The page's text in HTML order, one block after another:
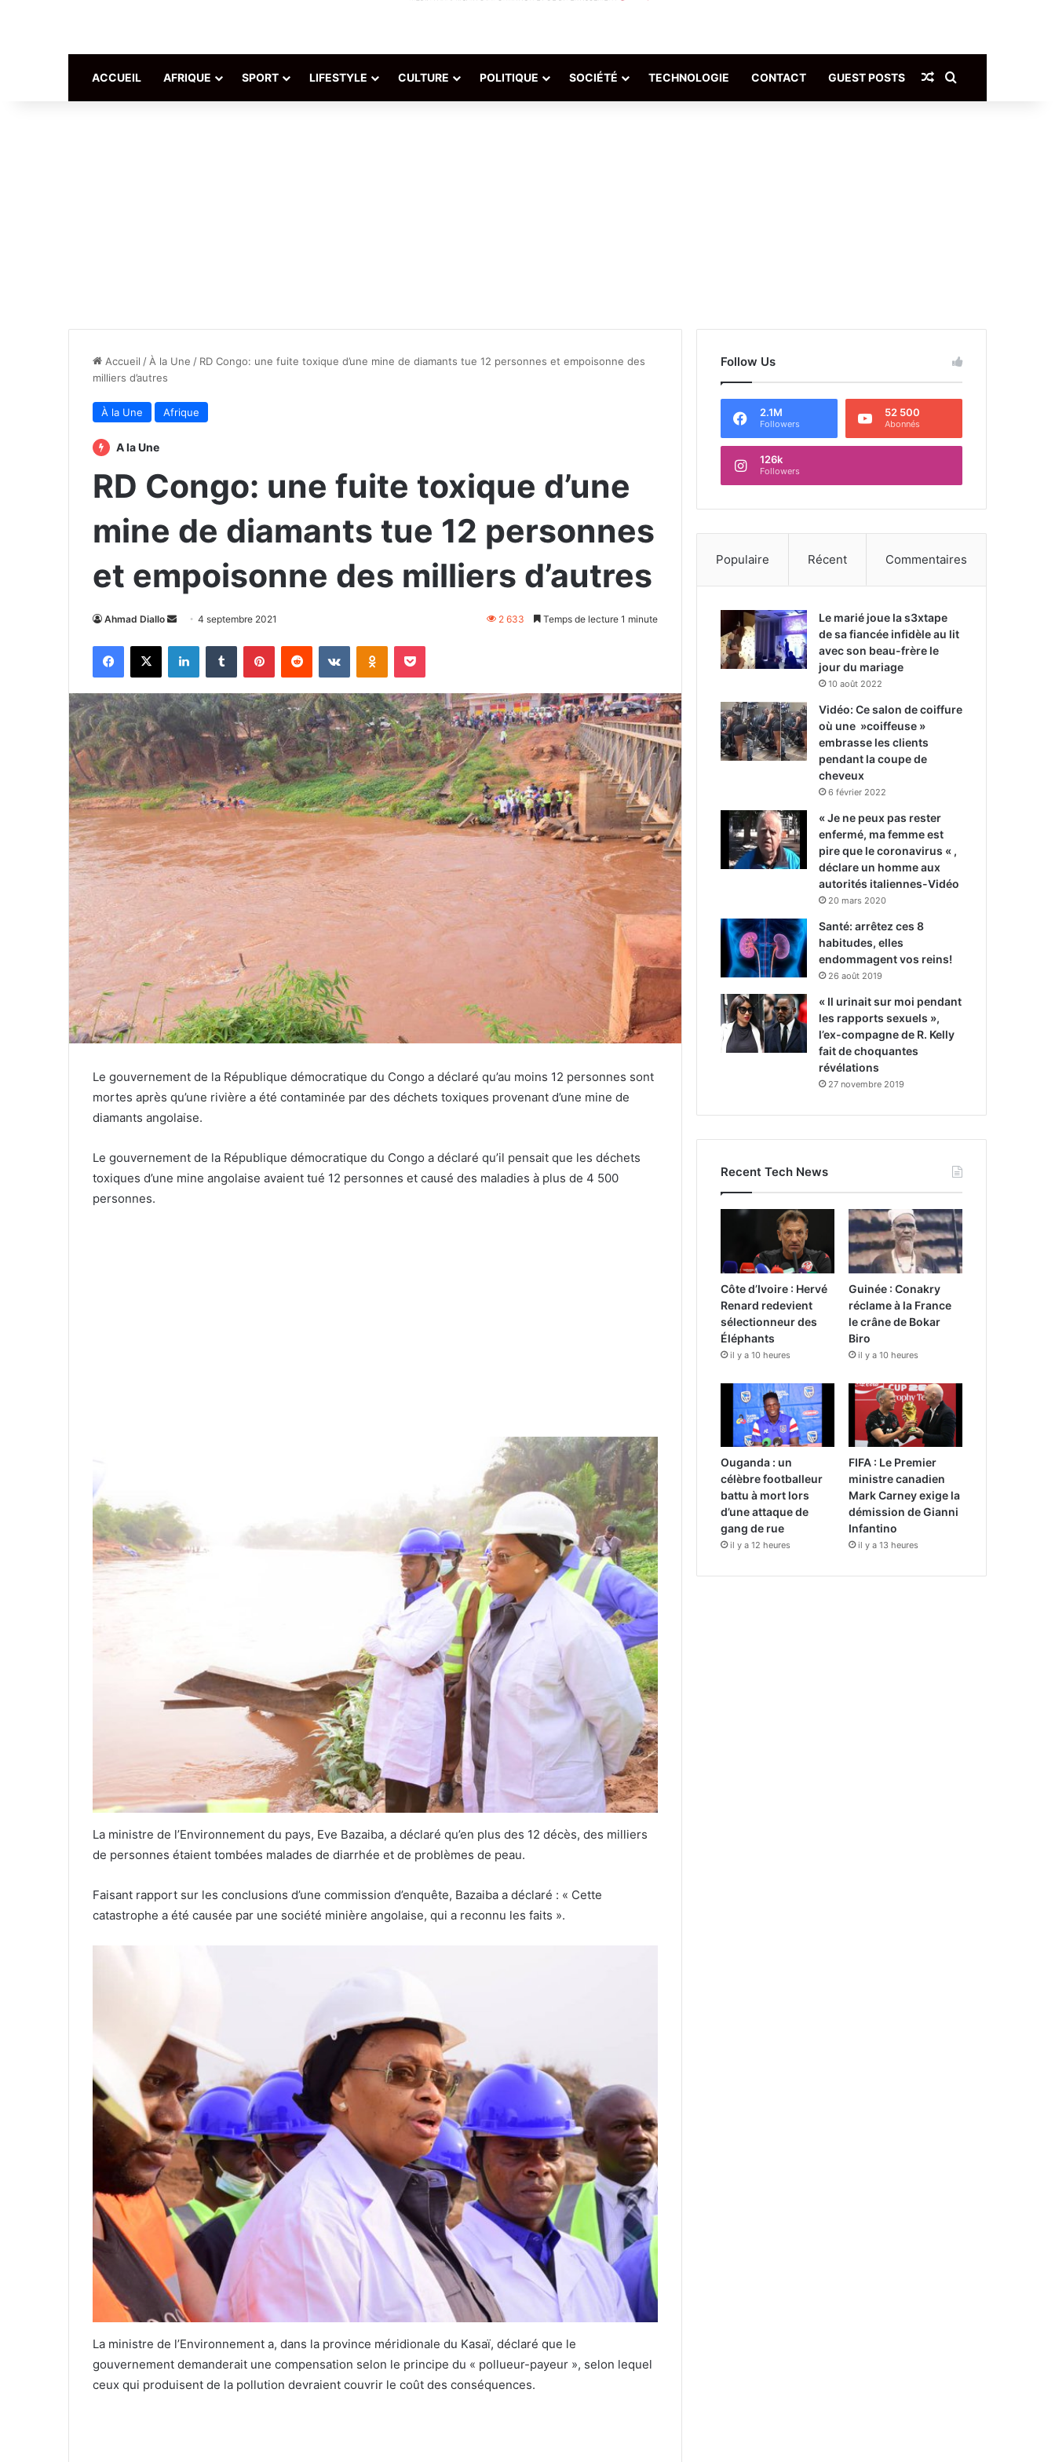
ACCUEIL AFRIQUE SPORT LIFESTYLE CULTURE POLITIQUE SOCIÉTÉ TECHNOLOGIE CONTACT GUEST POSTS Article Aléatoire
Accueil / À la Une / RD Congo: une fuite toxique d’une mine de diamants tue 12 personnes et empoisonne des
milliers d’autres
À la Une Afrique
A la Une
RD Congo: une fuite toxique d’une
mine de diamants tue 12 personnes
et empoisonne des milliers d’autres
Ahmad Diallo
Envoyer
courriel
4 septembre 2021 2 633 Temps de lecture 1 minute
Facebook
X LinkedinTumblr PinterestReddit VKontakteOdnoklassniki
Pocket
Le gouvernement de la République démocratique du Congo a déclaré qu’au moins 12 personnes sont
mortes après qu’une rivière a été contaminée par des déchets toxiques provenant d’une mine de
diamants angolaise.
Le gouvernement de la République démocratique du Congo a déclaré qu’il pensait que les déchets
toxiques d’une mine angolaise avaient tué 12 personnes et causé des maladies à plus de 4 500
personnes.
La ministre de l’Environnement du pays, Eve Bazaiba, a déclaré qu’en plus des 12 décès, des milliers
de personnes étaient tombées malades de diarrhée et de problèmes de peau.
Faisant rapport sur les conclusions d’une commission d’enquête, Bazaiba a déclaré : « Cette
catastrophe a été causée par une société minière angolaise, qui a reconnu les faits ».
La ministre de l’Environnement a, dans la province méridionale du Kasaï, déclaré que le
gouvernement demanderait une compensation selon le principe du « pollueur-payeur », selon lequel
ceux qui produisent de la pollution devraient couvrir le coût des conséquences.
Follow Us
2.1M
Followers
52 500
Abonnés
126k
Followers
Populaire Récent Commentaires
Le marié joue la s3xtape
de sa fiancée infidèle au lit
avec son beau-frère le
jour du mariage
10 août 2022
Vidéo: Ce salon de coiffure
où une »coiffeuse »
embrasse les clients
pendant la coupe de
cheveux
6 février 2022
« Je ne peux pas rester
enfermé, ma femme est
pire que le coronavirus « ,
déclare un homme aux
autorités italiennes-Vidéo
20 mars 2020
Santé: arrêtez ces 8
habitudes, elles
endommagent vos reins!
26 août 2019
« Il urinait sur moi pendant
les rapports sexuels »,
l’ex-compagne de R. Kelly
fait de choquantes
révélations
27 novembre 2019
Recent Tech News
Côte d’Ivoire : Hervé
Renard redevient
sélectionneur des
Éléphants
il y a 10 heures
Guinée : Conakry
réclame à la France
le crâne de Bokar
Biro
il y a 10 heures
Ouganda : un
célèbre footballeur
battu à mort lors
d’une attaque de
gang de rue
il y a 12 heures
FIFA : Le Premier
ministre canadien
Mark Carney exige la
démission de Gianni
Infantino
il y a 13 heures